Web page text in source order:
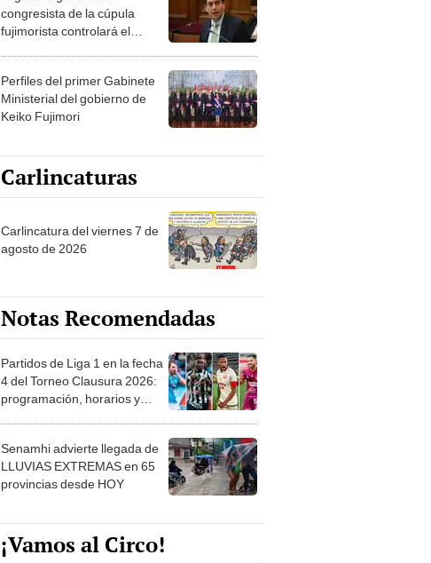
congresista de la cúpula
fujimorista controlará el
Perfiles del primer Gabinete
Ministerial del gobierno de
Keiko Fujimori
Carlincaturas
Carlincatura del viernes 7 de
agosto de 2026
Notas Recomendadas
Partidos de Liga 1 en la fecha
4 del Torneo Clausura 2026:
programación, horarios y
Senamhi advierte llegada de
LLUVIAS EXTREMAS en 65
provincias desde HOY
¡Vamos al Circo!